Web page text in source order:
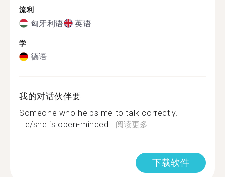
流利
匈牙利语 英语
学
德语
我的对话伙伴要
Someone who helps me to talk correctly.
He/she is open-minded...阅读更多
下载软件